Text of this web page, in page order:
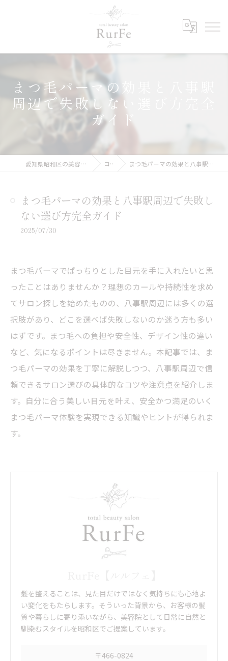
まつ毛パーマの効果と八事駅
周辺で失敗しない選び方完全
ガイド
愛知県昭和区の美容院ならRurFe【ルルフェ】 コラム まつ毛パーマの効果と八事駅周辺で失敗しない選び方完全ガイド
まつ毛パーマの効果と八事駅周辺で失敗し
ない選び方完全ガイド
2025/07/30
まつ毛パーマでぱっちりとした目元を手に入れたいと思
ったことはありませんか？理想のカールや持続性を求め
てサロン探しを始めたものの、八事駅周辺には多くの選
択肢があり、どこを選べば失敗しないのか迷う方も多い
はずです。まつ毛への負担や安全性、デザイン性の違い
など、気になるポイントは尽きません。本記事では、ま
つ毛パーマの効果を丁寧に解説しつつ、八事駅周辺で信
頼できるサロン選びの具体的なコツや注意点を紹介しま
す。自分に合う美しい目元を叶え、安全かつ満足のいく
まつ毛パーマ体験を実現できる知識やヒントが得られま
す。
髪を整えることは、見た目だけではなく気持ちにも心地よ
い変化をもたらします。そういった背景から、お客様の髪
質や暮らしに寄り添いながら、美容院として日常に自然と
馴染むスタイルを昭和区でご提案しています。
〒466-0824